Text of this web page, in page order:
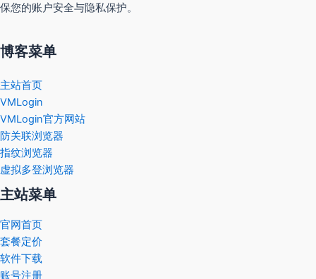
保您的账户安全与隐私保护。
博客菜单
主站首页
VMLogin
VMLogin官方网站
防关联浏览器
指纹浏览器
虚拟多登浏览器
主站菜单
官网首页
套餐定价
软件下载
账号注册